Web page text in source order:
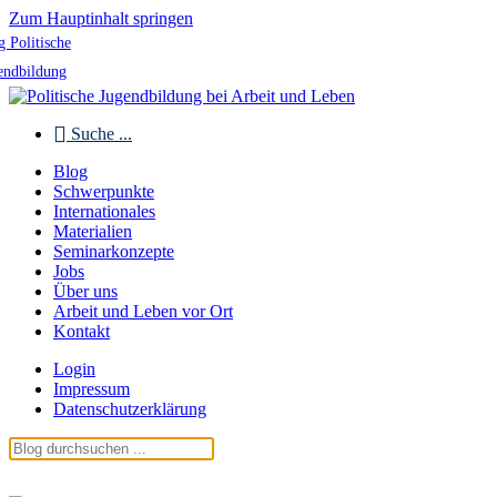
Zum Hauptinhalt springen
Politische
Suche ...
Blog
Schwerpunkte
Internationales
Materialien
Seminarkonzepte
Jobs
Über uns
Arbeit und Leben vor Ort
Kontakt
Login
Impressum
Datenschutzerklärung